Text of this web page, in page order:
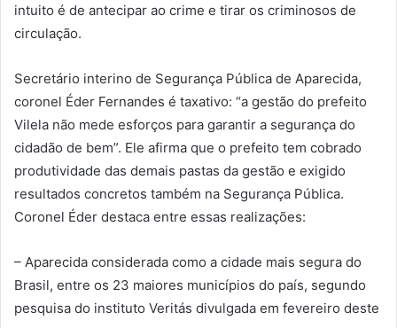
intuito é de antecipar ao crime e tirar os criminosos de
circulação.
Secretário interino de Segurança Pública de Aparecida,
coronel Éder Fernandes é taxativo: “a gestão do prefeito
Vilela não mede esforços para garantir a segurança do
cidadão de bem”. Ele afirma que o prefeito tem cobrado
produtividade das demais pastas da gestão e exigido
resultados concretos também na Segurança Pública.
Coronel Éder destaca entre essas realizações:
– Aparecida considerada como a cidade mais segura do
Brasil, entre os 23 maiores municípios do país, segundo
pesquisa do instituto Veritás divulgada em fevereiro deste